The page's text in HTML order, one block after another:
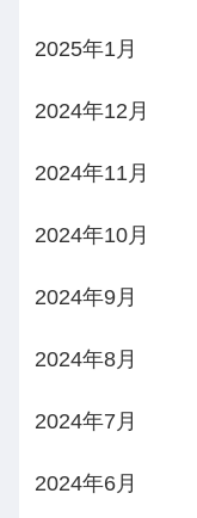
2025年1月
2024年12月
2024年11月
2024年10月
2024年9月
2024年8月
2024年7月
2024年6月